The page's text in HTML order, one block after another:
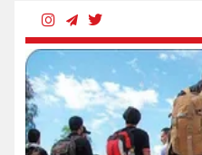
امنیت انرژی
جهان را شیفته کرد